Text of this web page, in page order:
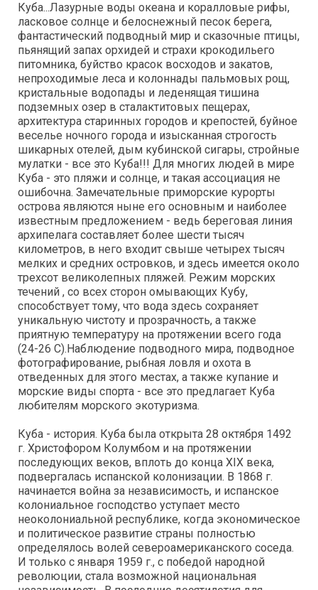
Куба...Лазурные воды океана и коралловые рифы,
ласковое солнце и белоснежный песок берега,
фантастический подводный мир и сказочные птицы,
пьянящий запах орхидей и страхи крокодильего
питомника, буйство красок восходов и закатов,
непроходимые леса и колоннады пальмовых рощ,
кристальные водопады и леденящая тишина
подземных озер в сталактитовых пещерах,
архитектура старинных городов и крепостей, буйное
веселье ночного города и изысканная строгость
шикарных отелей, дым кубинской сигары, стройные
мулатки - все это Куба!!! Для многих людей в мире
Куба - это пляжи и солнце, и такая ассоциация не
ошибочна. Замечательные приморские курорты
острова являются ныне его основным и наиболее
известным предложением - ведь береговая линия
архипелага составляет более шести тысяч
километров, в него входит свыше четырех тысяч
мелких и средних островков, и здесь имеется около
трехсот великолепных пляжей. Режим морских
течений , со всех сторон омывающих Кубу,
способствует тому, что вода здесь сохраняет
уникальную чистоту и прозрачность, а также
приятную температуру на протяжении всего года
(24-26 С).Наблюдение подводного мира, подводное
фотографирование, рыбная ловля и охота в
отведенных для этого местах, а также купание и
морские виды спорта - все это предлагает Куба
любителям морского экотуризма.
Куба - история. Куба была открыта 28 октября 1492
г. Христофором Колумбом и на протяжении
последующих веков, вплоть до конца XIX века,
подвергалась испанской колонизации. В 1868 г.
начинается война за независимость, и испанское
колониальное господство уступает место
неоколониальной республике, когда экономическое
и политическое развитие страны полностью
определялось волей североамериканского соседа.
И только с января 1959 г., с победой народной
революции, стала возможной национальная